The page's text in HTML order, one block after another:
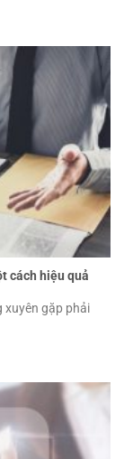
cách hiệu quả
xuyên gặp phải